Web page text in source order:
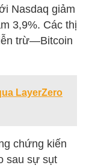
Nasdaq giảm
3,9%. Các thị
trừ—Bitcoin
LayerZero
chứng kiến
sau sự sụt